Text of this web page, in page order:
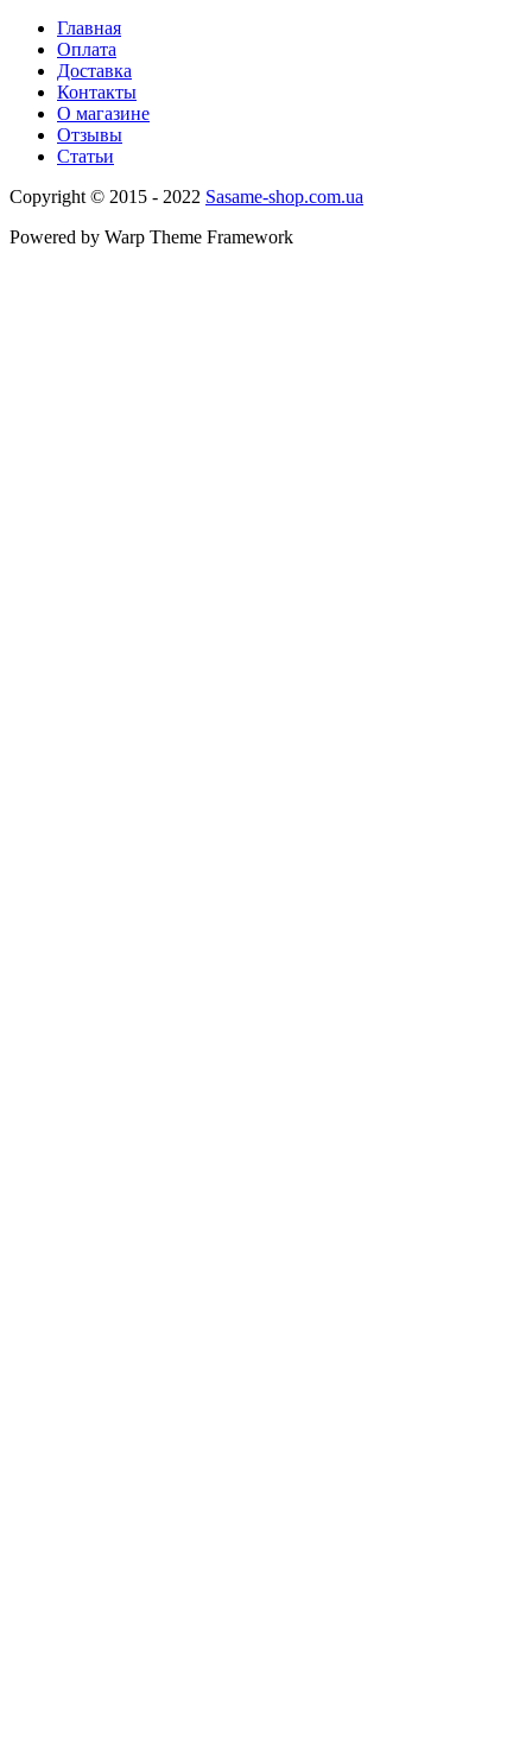
Главная
Оплата
Доставка
Контакты
О магазине
Отзывы
Статьи
Copyright © 2015 - 2022 Sasame-shop.com.ua
Powered by Warp Theme Framework